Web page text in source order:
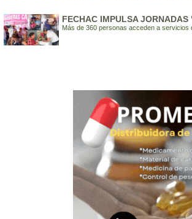
FECHAC IMPULSA
Más de 360 personas acceden a